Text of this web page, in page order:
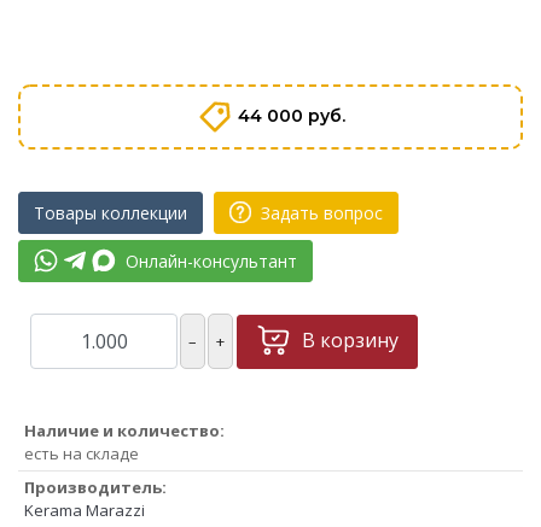
44 000 руб.
Товары коллекции Задать вопрос
Онлайн-консультант
– + В корзину
Наличие и количество:
есть на складе
Производитель:
Kerama Marazzi